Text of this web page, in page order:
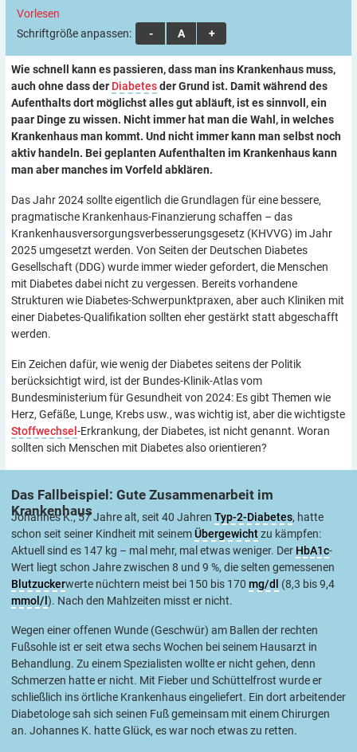
Vorlesen
Schriftgröße anpassen:
A A A
Wie schnell kann es passieren, dass man ins Krankenhaus muss,
auch ohne dass der Diabetesder Grund ist. Damit während des
Aufenthalts dort möglichst alles gut abläuft, ist es sinnvoll, ein
paar Dinge zu wissen. Nicht immer hat man die Wahl, in welches
Krankenhaus man kommt. Und nicht immer kann man selbst noch
aktiv handeln. Bei geplanten Aufenthalten im Krankenhaus kann
man aber manches im Vorfeld abklären.
Das Jahr 2024 sollte eigentlich die Grundlagen für eine bessere,
pragmatische Krankenhaus-Finanzierung schaffen – das
Krankenhausversorgungsverbesserungsgesetz (KHVVG) im Jahr
2025 umgesetzt werden. Von Seiten der Deutschen Diabetes
Gesellschaft (DDG) wurde immer wieder gefordert, die Menschen
mit Diabetes dabei nicht zu vergessen. Bereits vorhandene
Strukturen wie Diabetes-Schwerpunktpraxen, aber auch Kliniken mit
einer Diabetes-Qualifikation sollten eher gestärkt statt abgeschafft
werden.
Ein Zeichen dafür, wie wenig der Diabetes seitens der Politik
berücksichtigt wird, ist der Bundes-Klinik-Atlas vom
Bundesministerium für Gesundheit von 2024: Es gibt Themen wie
Herz, Gefäße, Lunge, Krebs usw., was wichtig ist, aber die wichtigste
Stoffwechsel -Erkrankung, der Diabetes, ist nicht genannt. Woran
sollten sich Menschen mit Diabetes also orientieren?
Das Fallbeispiel: Gute Zusammenarbeit im
Krankenhaus
Johannes K., 57 Jahre alt, seit 40 Jahren Typ-2-Diabetes, hatte
schon seit seiner Kindheit mit seinemÜbergewichtzu kämpfen:
Aktuell sind es 147 kg – mal mehr, mal etwas weniger. Der HbA1c-
Wert liegt schon Jahre zwischen 8 und 9 %, die selten gemessenen
Blutzuckerwerte nüchtern meist bei 150 bis 170 mg/dl (8,3 bis 9,4
mmol/l). Nach den Mahlzeiten misst er nicht.
Wegen einer offenen Wunde (Geschwür) am Ballen der rechten
Fußsohle ist er seit etwa sechs Wochen bei seinem Hausarzt in
Behandlung. Zu einem Spezialisten wollte er nicht gehen, denn
Schmerzen hatte er nicht. Mit Fieber und Schüttelfrost wurde er
schließlich ins örtliche Krankenhaus eingeliefert. Ein dort arbeitender
Diabetologe sah sich seinen Fuß gemeinsam mit einem Chirurgen
an. Johannes K. hatte Glück, es war noch etwas zu retten.